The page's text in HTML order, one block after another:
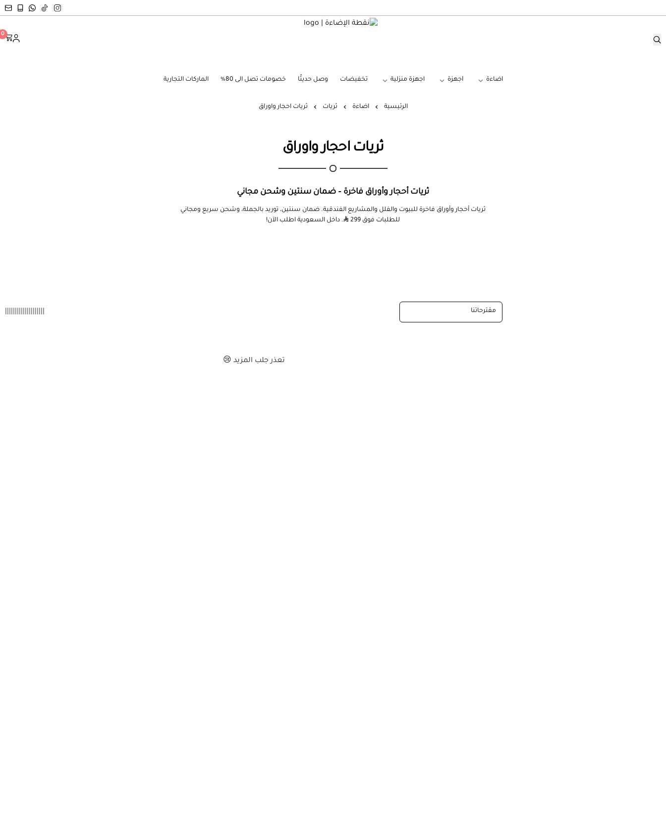
نقطة الإضاءة
0
اضاءة اجهزة اجهزة منزلية تخفيضات وصل حديثًا خصومات تصل الى 80% الماركات التجارية
الرئيسية اضاءة ثريات ثريات احجار واوراق
ثريات احجار واوراق
ثريات أحجار وأوراق فاخرة – ضمان سنتين وشحن مجاني
ثريات أحجار وأوراق فاخرة للبيوت والفلل والمشاريع الفندقية. ضمان سنتين، توريد بالجملة، وشحن سريع ومجاني
للطلبات فوق 299
. داخل السعودية اطلب الآن!
تعذر جلب المزيد 😢